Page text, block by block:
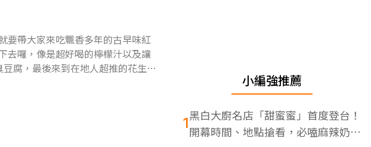
要帶大家來吃飄香多年的古早味紅
去囉，像是超好喝的檸檬汁以及讓
腐，最後來到在地人超推的花生店
小編強推薦
1黑白大廚名店「甜蜜蜜」首度登台！
開幕時間、地點搶看，必嗑麻辣奶油